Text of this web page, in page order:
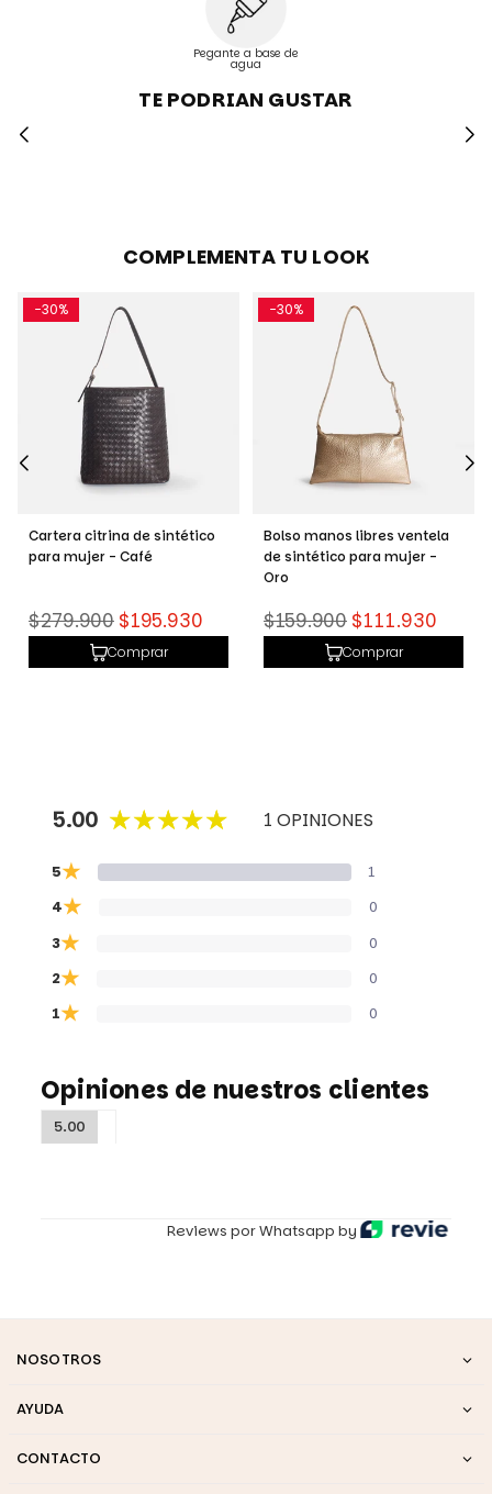
Pegante a base de
agua
TE PODRIAN GUSTAR
COMPLEMENTA TU LOOK
-30%
Bolso manos libres ventela
de sintético para mujer -
Precio
habitual
$159.900$111.930
Comprar
-30%
Bolso manos libres tramonta
de sintético para mujer -
Miel
Precio
habitual
$159.900 $111.930
Comprar
5.00 1 OPINIONES
5★
1
4★
0
3★
0
2★
0
1★ 0
Opiniones de nuestros clientes
5.00
Reviews por Whatsapp by
NOSOTROS
AYUDA
CONTACTO